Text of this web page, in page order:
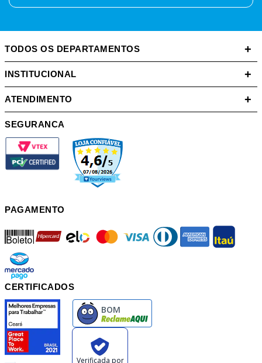
TODOS OS DEPARTAMENTOS +
INSTITUCIONAL +
ATENDIMENTO +
SEGURANCA
PAGAMENTO
boleto mastercard diners american itau
mercadopago
CERTIFICADOS